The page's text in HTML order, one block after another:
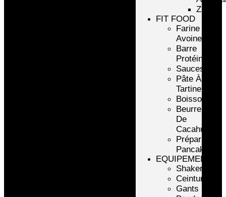
ZMA
FIT FOOD
Farine
Avoine/Riz
Barre
Protéinée
Sauces
Pâte À
Tartiner
Boissons
Beurre
De
Cacahuète
Préparation
Pancake
EQUIPEMENTS
Shakers
Ceintures
Gants